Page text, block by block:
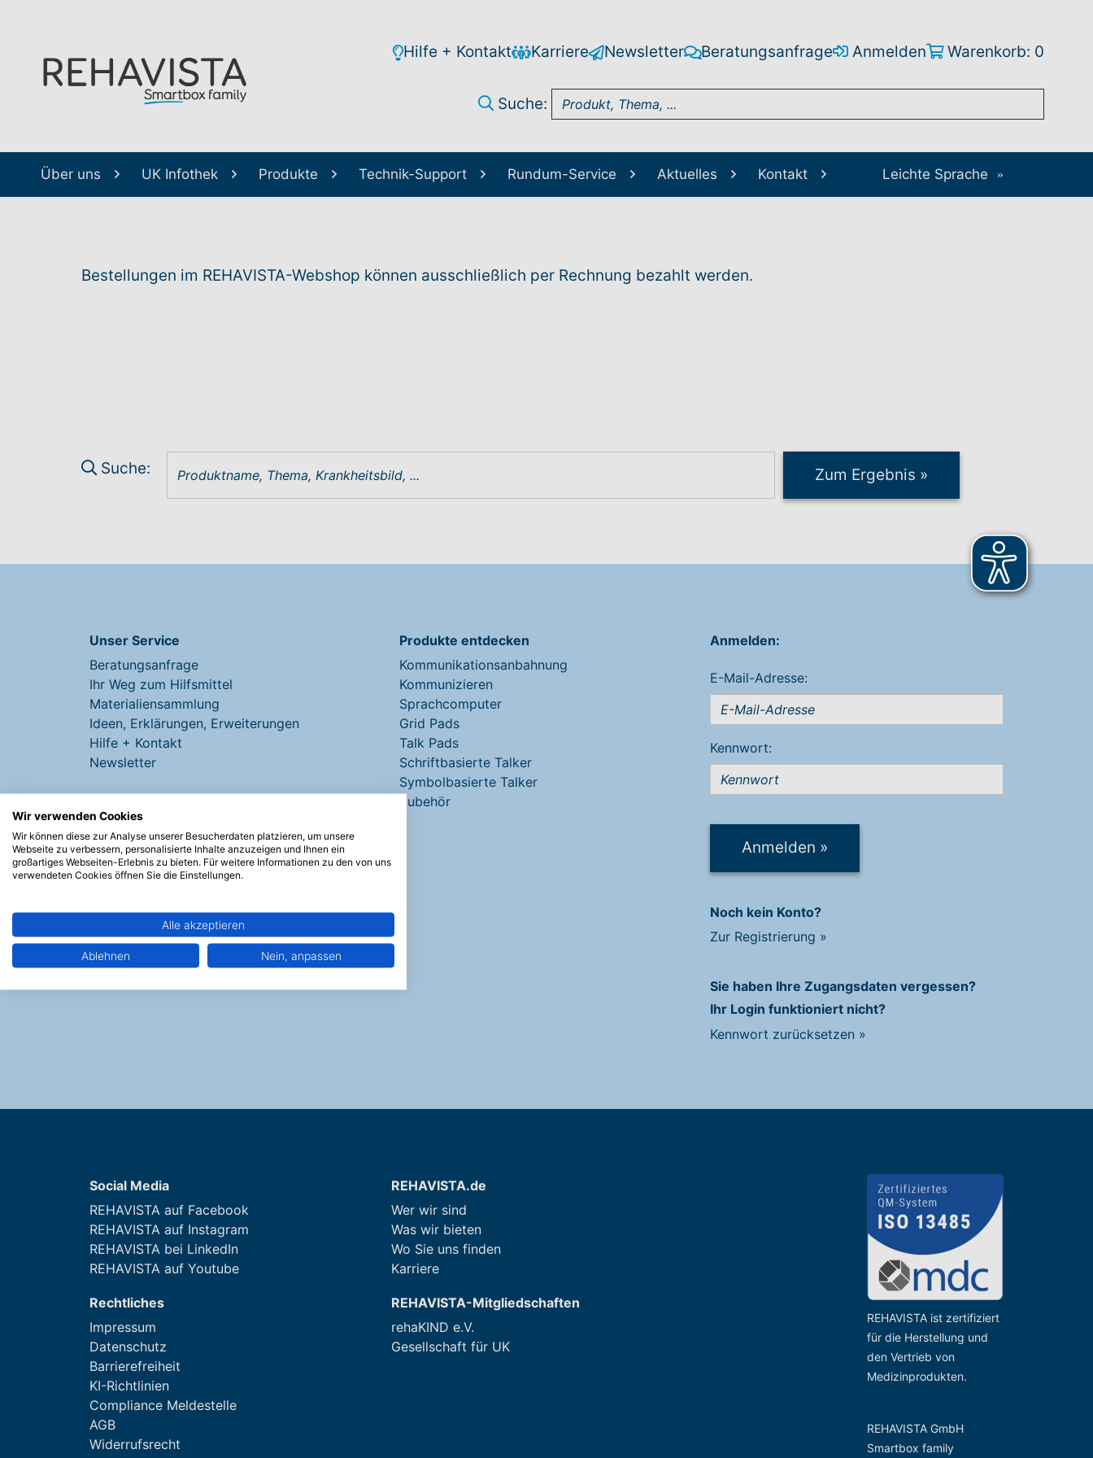
Hilfe + Kontakt Karriere Newsletter Beratungsanfrage Anmelden Warenkorb: 0
Suche:
Über uns UK Infothek Produkte Technik-Support Rundum-Service Aktuelles Kontakt Leichte Sprache
Bestellungen im REHAVISTA-Webshop können ausschließlich per Rechnung bezahlt werden.
Suche: Zum Ergebnis »
Unser Service
Beratungsanfrage
Ihr Weg zum Hilfsmittel
Materialiensammlung
Ideen, Erklärungen, Erweiterungen
Hilfe + Kontakt
Newsletter
Produkte entdecken
Kommunikationsanbahnung
Kommunizieren
Sprachcomputer
Grid Pads
Talk Pads
Schriftbasierte Talker
Symbolbasierte Talker
Zubehör
Anmelden:
E-Mail-Adresse:
Kennwort:
Anmelden »
Noch kein Konto?
Zur Registrierung »
Sie haben Ihre Zugangsdaten vergessen?
Ihr Login funktioniert nicht?
Kennwort zurücksetzen »
Social Media
REHAVISTA auf Facebook
REHAVISTA auf Instagram
REHAVISTA bei LinkedIn
REHAVISTA auf Youtube
REHAVISTA.de
Wer wir sind
Was wir bieten
Wo Sie uns finden
Karriere
Rechtliches
Impressum
Datenschutz
Barrierefreiheit
KI-Richtlinien
Compliance Meldestelle
AGB
Widerrufsrecht
REHAVISTA-Mitgliedschaften
rehaKIND e.V.
Gesellschaft für UK
REHAVISTA ist zertifiziert
für die Herstellung und
den Vertrieb von
Medizinprodukten.
REHAVISTA GmbH
Smartbox family
Wir verwenden Cookies
Wir können diese zur Analyse unserer Besucherdaten platzieren, um unsere
Webseite zu verbessern, personalisierte Inhalte anzuzeigen und Ihnen ein
großartiges Webseiten-Erlebnis zu bieten. Für weitere Informationen zu den von uns
verwendeten Cookies öffnen Sie die Einstellungen.
Alle akzeptieren
Ablehnen Nein, anpassen